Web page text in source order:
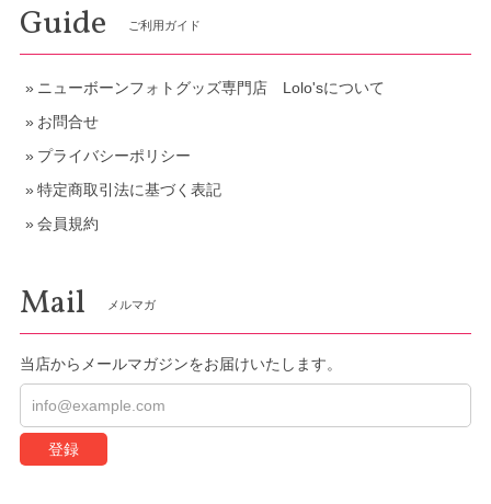
Guide ご利用ガイド
ニューボーンフォトグッズ専門店 Lolo'sについて
お問合せ
プライバシーポリシー
特定商取引法に基づく表記
会員規約
Mail メルマガ
当店からメールマガジンをお届けいたします。
登録